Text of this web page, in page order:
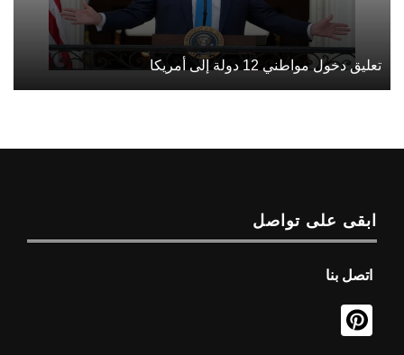
تعليق دخول مواطني 12 دولة إلى أمريكا
ابقى على تواصل
اتصل بنا